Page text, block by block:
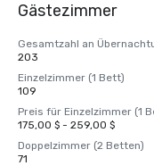
Gästezimmer
Gesamtzahl an
203
Einzelzimmer (1 Bett)
109
Preis für Einzelzimmer (1
175,00 $ - 259,00 $
Doppelzimmer (2 Betten)
71